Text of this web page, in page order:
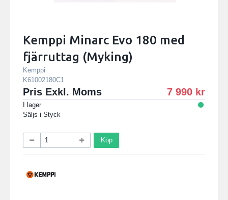
Kemppi Minarc Evo 180 med
fjärruttag (Myking)
Kemppi
K61002180C1
Pris Exkl. Moms 7 990
I lager
Säljs i Styck
Köp